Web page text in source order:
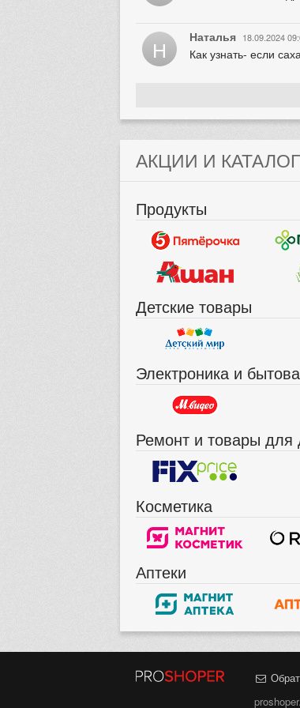
Н Наталья 18.09.2024
Как узнать- если
АКЦИИ И
Продукты
Детские товары
Электроника и
Ремонт и товары для
Косметика
Аптеки